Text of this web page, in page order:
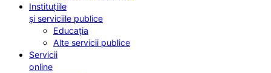
Instituțiile
și serviciile publice
Educația
Alte servicii publice
Servicii
online